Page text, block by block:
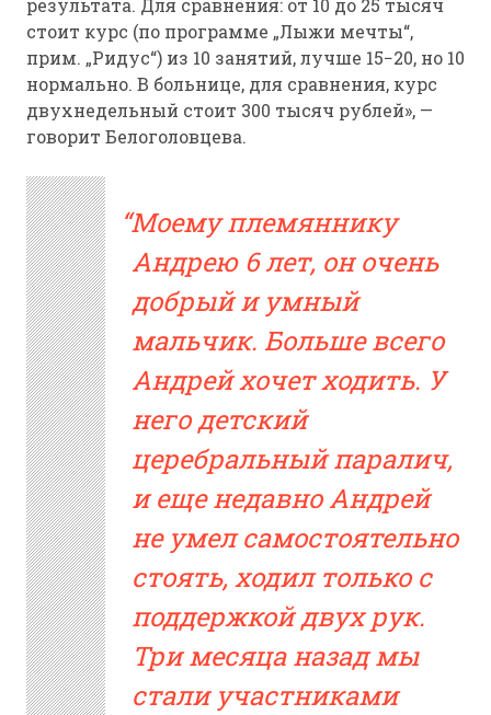
результата. Для сравнения: от 10 до 25 тысяч
стоит курс (по программе „Лыжи мечты“,
прим. „Ридус“) из 10 занятий, лучше 15−20, но 10
нормально. В больнице, для сравнения, курс
двухнедельный стоит 300 тысяч рублей», —
говорит Белоголовцева.
Моему племяннику
Андрею 6 лет, он очень
добрый и умный
мальчик. Больше всего
Андрей хочет ходить. У
него детский
церебральный паралич,
и еще недавно Андрей
не умел самостоятельно
стоять, ходил только с
поддержкой двух рук.
Три месяца назад мы
стали участниками